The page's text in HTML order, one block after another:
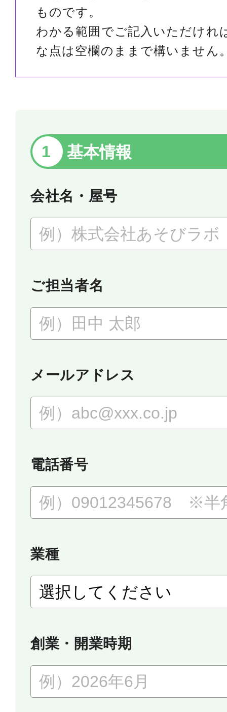
ものです。
わかる範囲でご記入いただけれ
な点は空欄のままで構いません
基本情報
会社名・屋号
ご担当者名
メールアドレス
電話番号
業種
創業・開業時期